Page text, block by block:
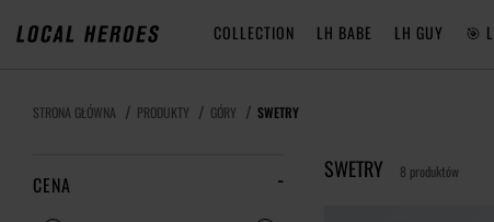
COLLECTION LH BABE LH GUY 🎯
STRONA GŁÓWNA PRODUKTY GÓRY SWETRY
CENA
SWETRY 8 produktów